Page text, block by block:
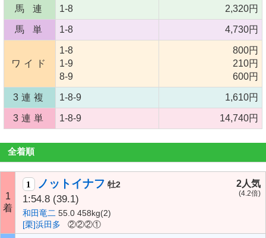
馬 連 1-8 2,320円
馬 単 1-8 4,730円
ワイド
1-8
1-9
8-9
800円
210円
600円
3連複 1-8-9 1,610円
3連単 1-8-9 14,740円
全着順
1
着
1 ノットイナフ 牡2
1:54.8 (39.1)
和田竜二 55.0 458kg(2)
[栗]浜田多
②②②①
2人気
(4.2倍)